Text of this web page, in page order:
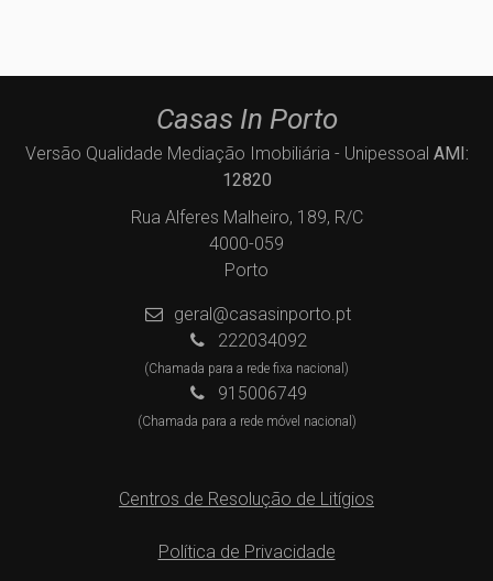
Casas In Porto
Versão Qualidade Mediação Imobiliária - Unipessoal AMI:
12820
Rua Alferes Malheiro, 189, R/C
4000-059
Porto
geral@casasinporto.pt
222034092
(Chamada para a rede fixa nacional)
915006749
(Chamada para a rede móvel nacional)
Centros de Resolução de Litígios
Política de Privacidade